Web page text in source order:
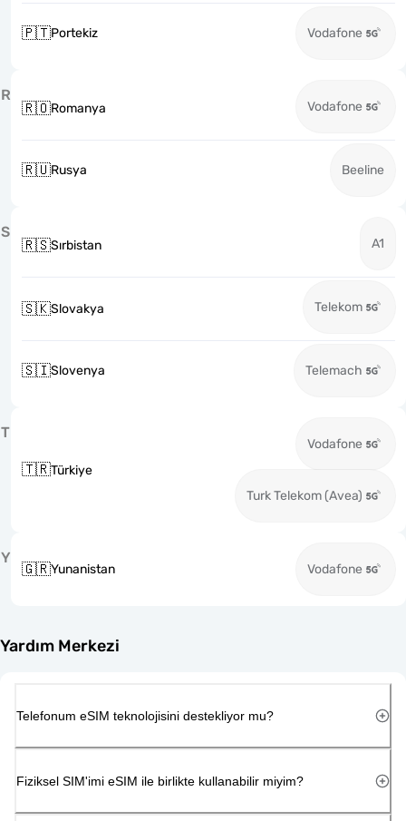
🇵🇹Portekiz Vodafone
R
🇷🇴Romanya Vodafone
🇷🇺Rusya Beeline
S
🇷🇸Sırbistan A1
🇸🇰Slovakya Telekom
🇸🇮Slovenya Telemach
T
🇹🇷Türkiye
Vodafone
Turk Telekom (Avea)
Y
🇬🇷Yunanistan Vodafone
Yardım Merkezi
Telefonum eSIM teknolojisini destekliyor mu?
Fiziksel SIM'imi eSIM ile birlikte kullanabilir miyim?